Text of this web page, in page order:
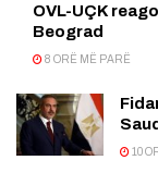
OVL-UÇK
Beograd
8 ORË MË PARË
10